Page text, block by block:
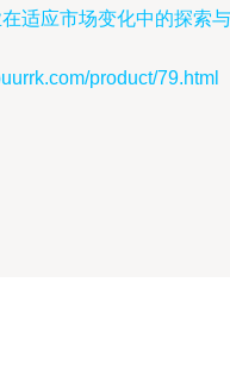
适应市场变化中的探索与
product/79.html